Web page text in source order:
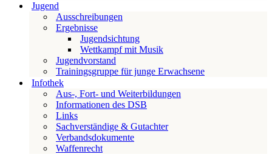
Jugend
Ausschreibungen
Ergebnisse
Jugendsichtung
Wettkampf mit Musik
Jugendvorstand
Trainingsgruppe für junge Erwachsene
Infothek
Aus-, Fort- und Weiterbildungen
Informationen des DSB
Links
Sachverständige & Gutachter
Verbandsdokumente
Waffenrecht